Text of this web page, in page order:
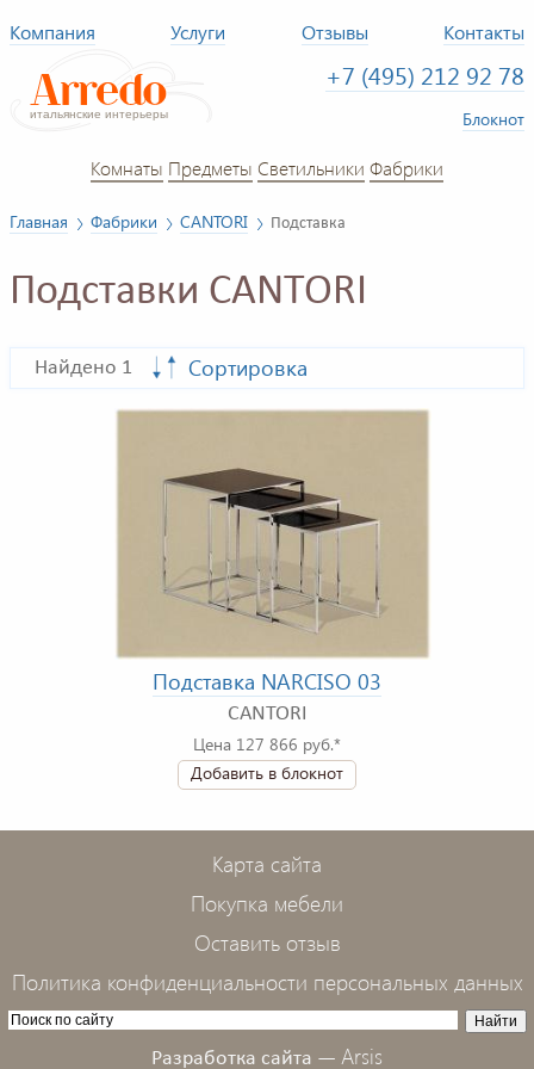
Компания Услуги Отзывы Контакты
+7 (495) 212 92 78
Блокнот
Комнаты Предметы Светильники Фабрики
Главная Фабрики CANTORI Подставка
Подставки CANTORI
Найдено 1 Сортировка
Подставка NARCISO 03
CANTORI
Цена 127 866 руб.*
Добавить в блокнот
Карта сайта
Покупка мебели
Оставить отзыв
Политика конфиденциальности персональных данных
Разработка сайта — Arsis